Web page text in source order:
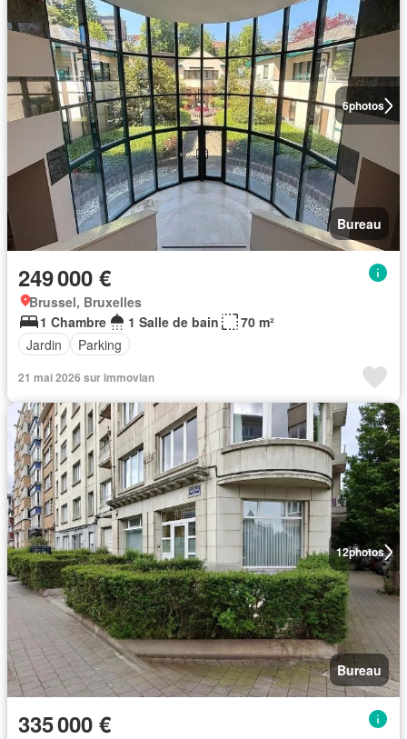
6photos
Bureau
249 000 €
Brussel, Bruxelles
1 Chambre
1 Salle de bain
70 m²
Jardin
Parking
21 mai 2026 sur immovlan
12photos
Bureau
335 000 €